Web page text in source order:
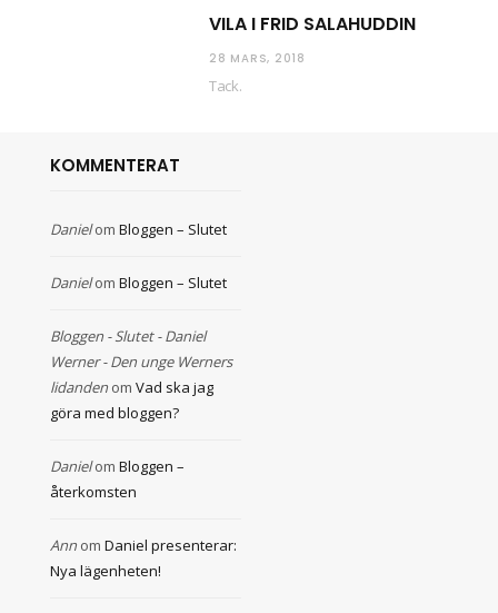
VILA I FRID SALAHUDDIN
28 MARS, 2018
Tack.
KOMMENTERAT
Danielom Bloggen – Slutet
Danielom Bloggen – Slutet
Bloggen - Slutet - Daniel
Werner - Den unge Werners
lidanden om Vad ska jag
göra med bloggen?
Danielom Bloggen –
återkomsten
Ann om Daniel presenterar:
Nya lägenheten!